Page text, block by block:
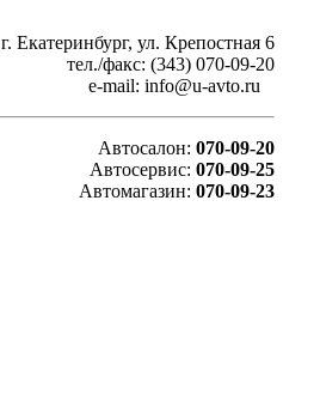
г. Екатеринбург, ул. Крепостная 6
тел./факс: (343) 070-09-20
e-mail: info@u-avto.ru
Автосалон: 070-09-20
Автосервис: 070-09-25
Автомагазин: 070-09-23